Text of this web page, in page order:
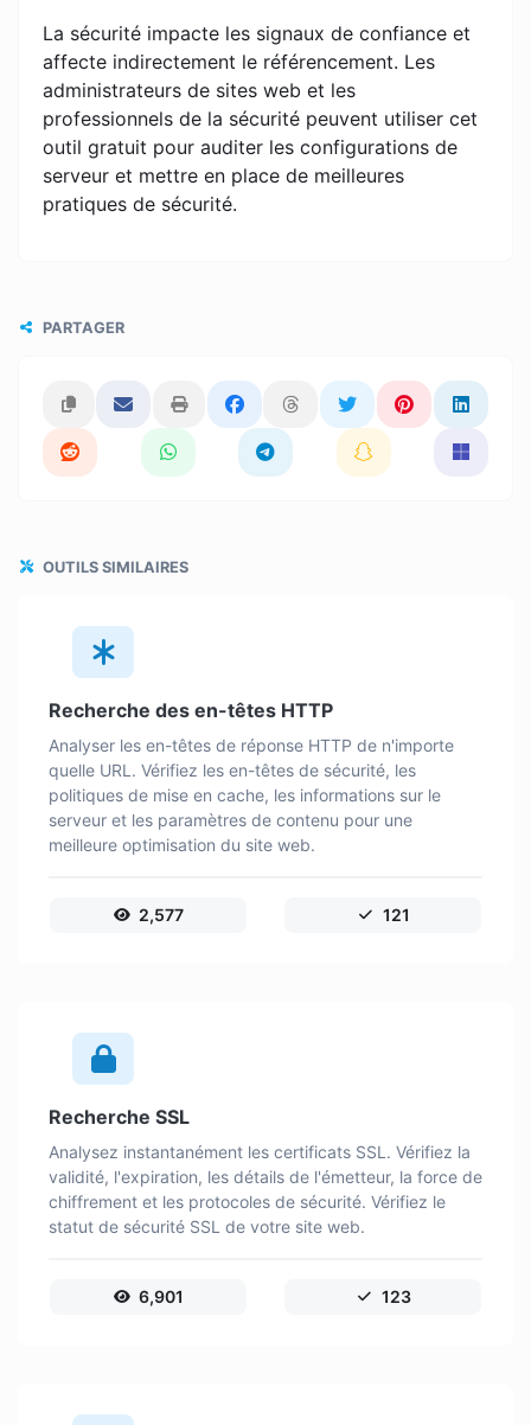
La sécurité impacte les signaux de confiance et
affecte indirectement le référencement. Les
administrateurs de sites web et les
professionnels de la sécurité peuvent utiliser cet
outil gratuit pour auditer les configurations de
serveur et mettre en place de meilleures
pratiques de sécurité.
PARTAGER
OUTILS SIMILAIRES
Recherche des en-têtes HTTP
Analyser les en-têtes de réponse HTTP de n'importe
quelle URL. Vérifiez les en-têtes de sécurité, les
politiques de mise en cache, les informations sur le
serveur et les paramètres de contenu pour une
meilleure optimisation du site web.
2,577 121
Recherche SSL
Analysez instantanément les certificats SSL. Vérifiez la
validité, l'expiration, les détails de l'émetteur, la force de
chiffrement et les protocoles de sécurité. Vérifiez le
statut de sécurité SSL de votre site web.
6,901 123